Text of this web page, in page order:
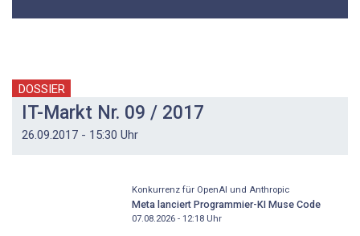
DOSSIER
IT-Markt Nr. 09 / 2017
26.09.2017 - 15:30 Uhr
Konkurrenz für OpenAI und Anthropic
Meta lanciert Programmier-KI Muse Code
07.08.2026 - 12:18Uhr